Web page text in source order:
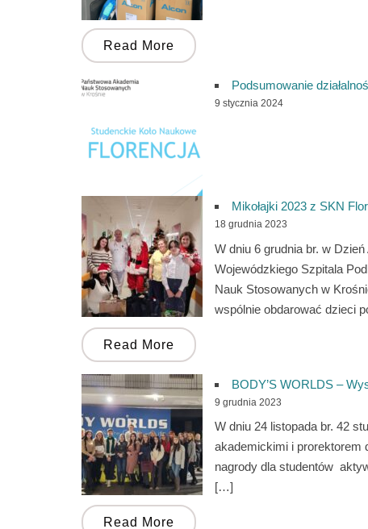
Read More
Podsumowanie
9 stycznia 2024
Mikołajki 2023 z SKN
18 grudnia 2023
W dniu 6 grudnia br. w
Wojewódzkiego Szpitala
Nauk Stosowanych w
wspólnie obdarować dzieci
Read More
BODY’S WORLDS –
9 grudnia 2023
W dniu 24 listopada br. 42
akademickimi i prorektorem
nagrody dla studentów
[…]
Read More